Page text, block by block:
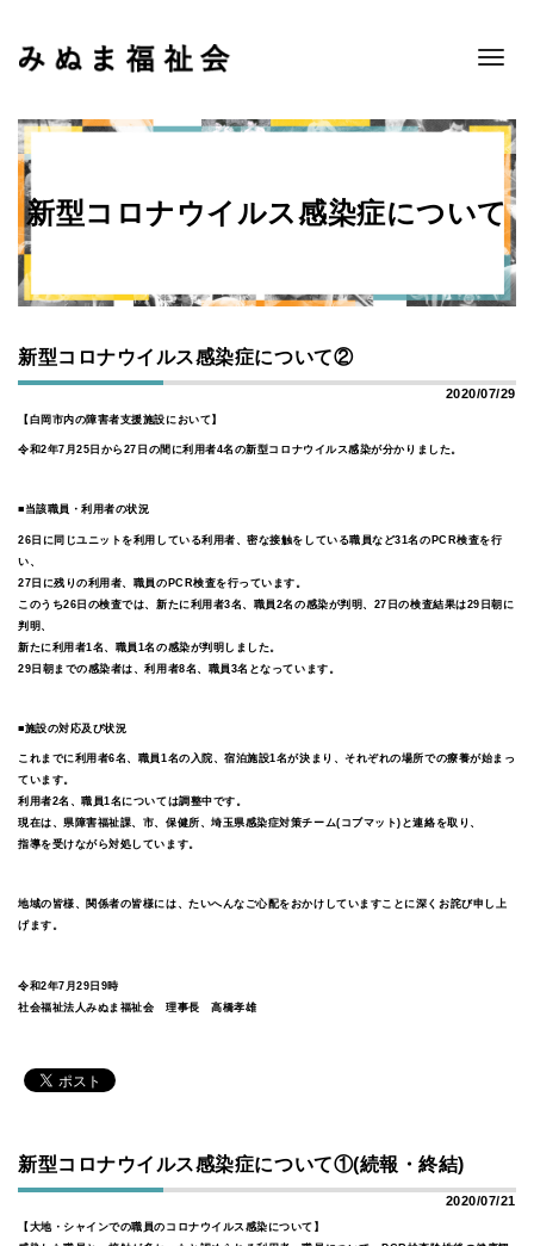
Toggle
新型コロナウイルス感染症について
新型コロナウイルス感染症について②
2020/07/29
【白岡市内の障害者支援施設において】
令和2年7月25日から27日の間に利用者4名の新型コロナウイルス感染が分かりました。
■当該職員・利用者の状況
26日に同じユニットを利用している利用者、密な接触をしている職員など31名のPCR検査を行
い、
27日に残りの利用者、職員のPCR検査を行っています。
このうち26日の検査では、新たに利用者3名、職員2名の感染が判明、27日の検査結果は29日朝に
判明、
新たに利用者1名、職員1名の感染が判明しました。
29日朝までの感染者は、利用者8名、職員3名となっています。
■施設の対応及び状況
これまでに利用者6名、職員1名の入院、宿泊施設1名が決まり、それぞれの場所での療養が始まっ
ています。
利用者2名、職員1名については調整中です。
現在は、県障害福祉課、市、保健所、埼玉県感染症対策チーム(コブマット)と連絡を取り、
指導を受けながら対処しています。
地域の皆様、関係者の皆様には、たいへんなご心配をおかけしていますことに深くお詫び申し上
げます。
令和2年7月29日9時
社会福祉法人みぬま福祉会 理事長 高橋孝雄
新型コロナウイルス感染症について①(続報・終結)
2020/07/21
【大地・シャインでの職員のコロナウイルス感染について】